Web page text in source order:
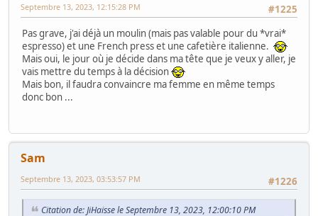
#1225
Septembre 13, 2023, 12:15:28 PM
Pas grave, j'ai déjà un moulin (mais pas valable pour du *vrai*
espresso) et une French press et une cafetière italienne.
Mais oui, le jour où je décide dans ma tête que je veux y aller, je
vais mettre du temps à la décision
Mais bon, il faudra convaincre ma femme en même temps
donc bon ...
Sam
#1226
Septembre 13, 2023, 03:53:57 PM
Citation de: JiHaisse le Septembre 13, 2023, 12:00:10 PM